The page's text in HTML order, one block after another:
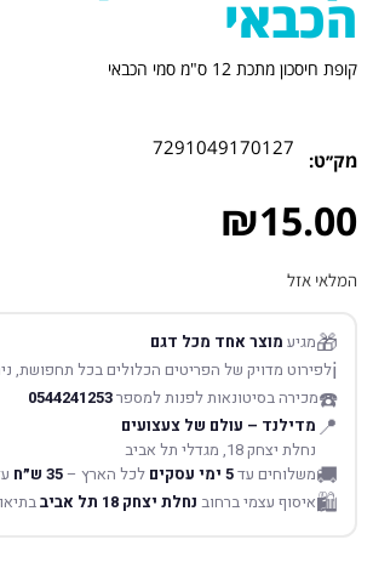
הכבאי
קופת חיסכון מתכת 12 ס"מ סמי הכבאי
מק׳׳ט:
7291049170127
₪15.00
המלאי אזל
🎁מגיע מוצר אחד מכל דגם
ℹ️לפירוט מדויק של הפריטים הכלולים בכל תחפושת,
☎️מכירה בסיטונאות לפנות למספר0544241253
📍 מדילנד – עולם של צעצועים
נחלת יצחק 18, מגדלי תל אביב
🚚משלוחים עד5 ימי עסקים לכל הארץ –35 ש״ח
🛍️איסוף עצמי ברחוב נחלת יצחק 18 תל אביב